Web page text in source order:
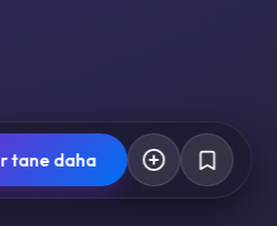
tane daha